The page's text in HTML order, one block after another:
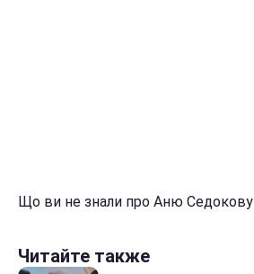
Що ви не знали про Аню Седокову
Читайте также